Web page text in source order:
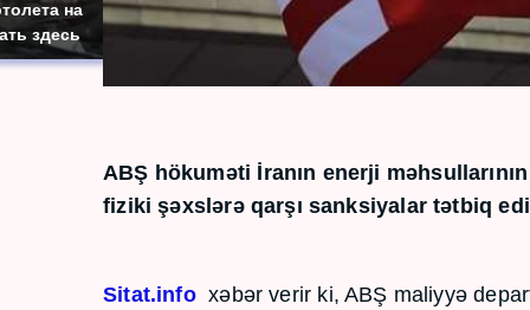
на
здесь
ABŞ hökuməti İranın enerji
fiziki şəxslərə qarşı sanksiyalar tətbiq
Sitat.info xəbər verir ki, ABŞ maliyyə